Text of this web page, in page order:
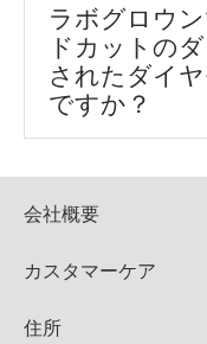
ラボグロウ
ドカットの
されたダイ
ですか？
会社概要
カスタマーケア
住所